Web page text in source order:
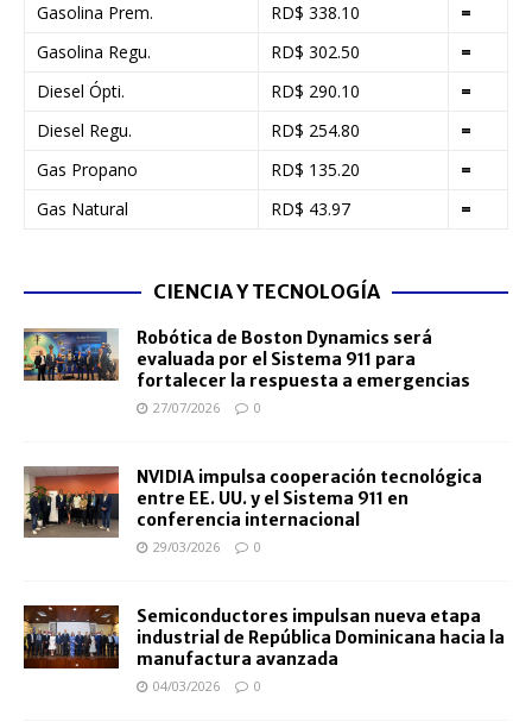
Gasolina Prem.
RD$ 338.10
=
Gasolina Regu.
RD$ 302.50
=
Diesel Ópti.
RD$ 290.10
=
Diesel Regu.
RD$ 254.80
=
Gas Propano
RD$ 135.20
=
Gas Natural
RD$ 43.97 =
CIENCIA Y TECNOLOGÍA
Robótica de Boston Dynamics será
evaluada por el Sistema 911 para
fortalecer la respuesta a emergencias
27/07/2026 0
NVIDIA impulsa cooperación tecnológica
entre EE. UU. y el Sistema 911 en
conferencia internacional
29/03/2026 0
Semiconductores impulsan nueva etapa
industrial de República Dominicana hacia la
manufactura avanzada
04/03/2026 0